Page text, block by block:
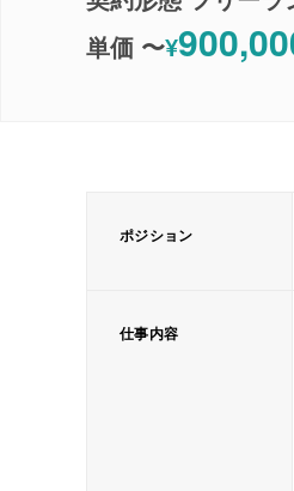
単価 〜¥
ポジション
仕事内容